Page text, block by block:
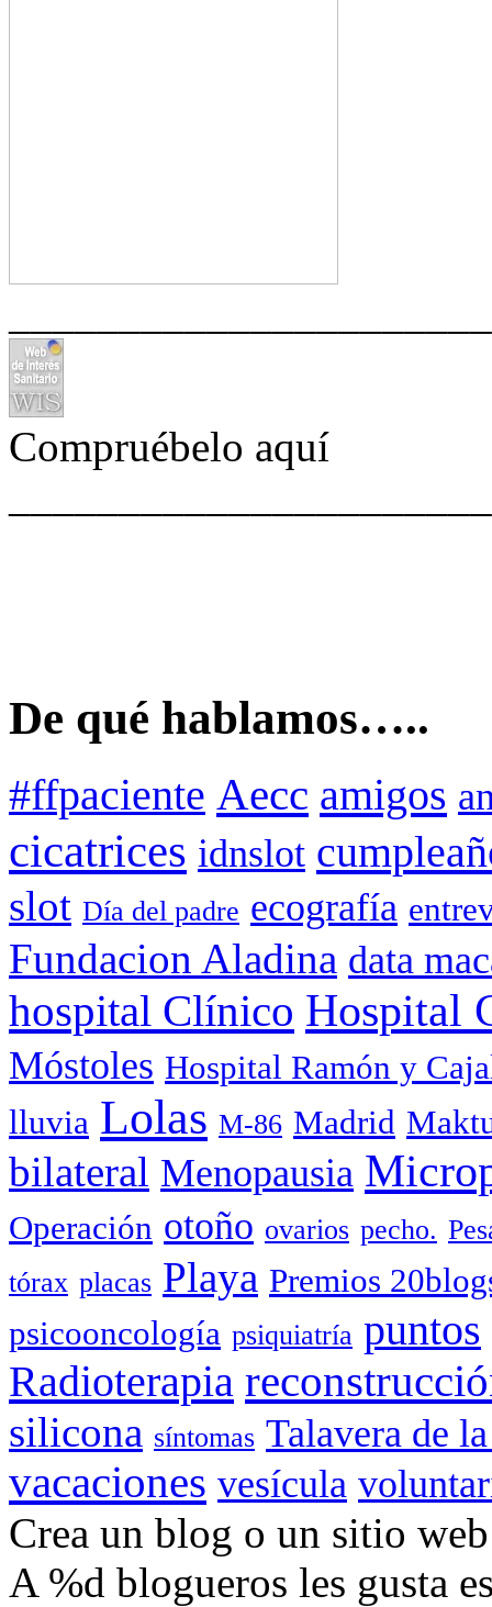
Compruébelo aquí
De qué hablamos…..
#ffpaciente Aecc amigos
cicatrices idnslot
slot Día del padre ecografía
Fundacion Aladina data
hospital Clínico Hospital
Móstoles Hospital Ramón y
lluvia Lolas M-86 Madrid
bilateral Menopausia
Operación otoño ovarios pecho.
tórax placas Playa Premios
psicooncología psiquiatría puntos
Radioterapia
silicona síntomas Talavera de
vacaciones vesícula
Crea un blog o un sitio
A %d blogueros les gusta